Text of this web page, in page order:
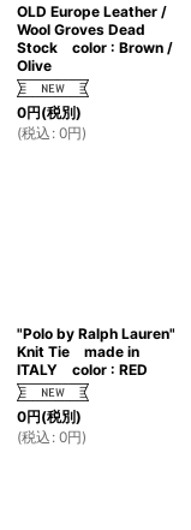
OLD Europe Leather /
Wool Groves Dead
Stock color : Brown /
Olive
0円(税別)
(税込 : 0円)
"Polo by Ralph Lauren"
Knit Tie made in
ITALY color : RED
0円(税別)
(税込 : 0円)